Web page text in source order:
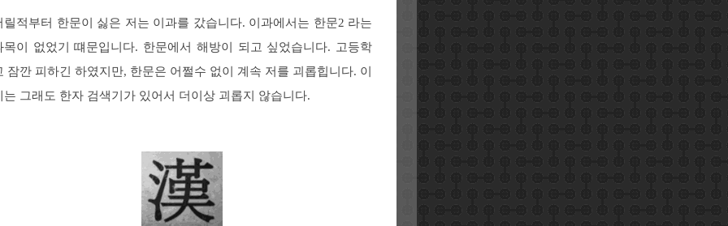
릴적부터 한문이 싫은 저는 이과를 갔습니다. 이과에서는 한문2 라는
목이 없었기 떄문입니다. 한문에서 해방이 되고 싶었습니다. 고등학
잠깐 피하긴 하였지만, 한문은 어쩔수 없이 계속 저를 괴롭힙니다. 이
는 그래도 한자 검색기가 있어서 더이상 괴롭지 않습니다.